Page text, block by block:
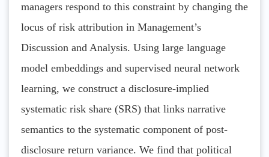
managers respond to this constraint by changing the
locus of risk attribution in Management’s
Discussion and Analysis. Using large language
model embeddings and supervised neural network
learning, we construct a disclosure-implied
systematic risk share (SRS) that links narrative
semantics to the systematic component of post-
disclosure return variance. We find that political